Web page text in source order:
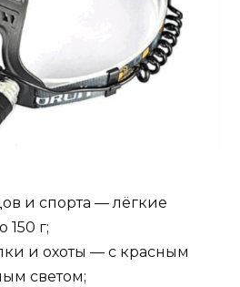
и спорта — лёгкие
150 г;
и охоты — с красным
светом;